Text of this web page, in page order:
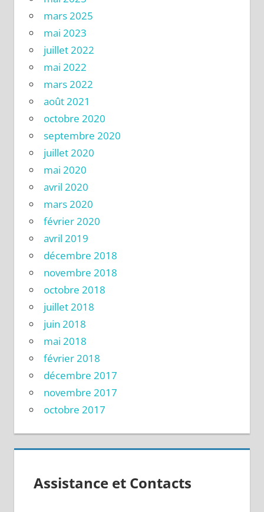
mars 2025
mai 2023
juillet 2022
mai 2022
mars 2022
août 2021
octobre 2020
septembre 2020
juillet 2020
mai 2020
avril 2020
mars 2020
février 2020
avril 2019
décembre 2018
novembre 2018
octobre 2018
juillet 2018
juin 2018
mai 2018
février 2018
décembre 2017
novembre 2017
octobre 2017
Assistance et Contacts